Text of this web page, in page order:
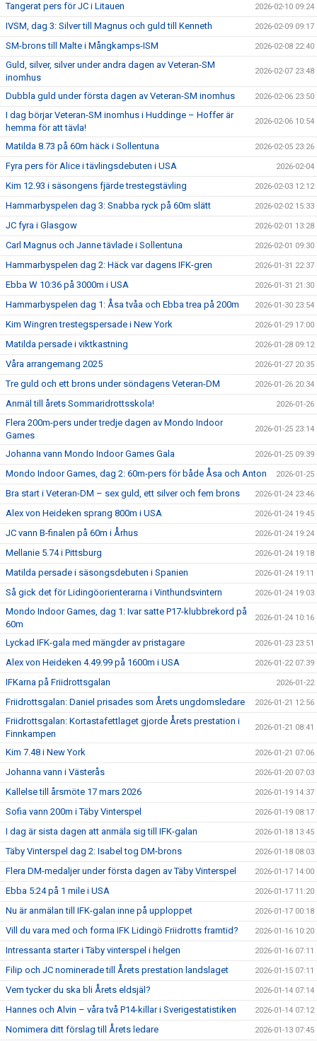
Tangerat pers för JC i Litauen 2026-02-10 09:24
IVSM, dag 3: Silver till Magnus och guld till Kenneth 2026-02-09 09:17
SM-brons till Malte i Mångkamps-ISM 2026-02-08 22:40
Guld, silver, silver under andra dagen av Veteran-SM
inomhus
2026-02-07 23:48
Dubbla guld under första dagen av Veteran-SM inomhus 2026-02-06 23:50
I dag börjar Veteran-SM inomhus i Huddinge – Hoffer är
hemma för att tävla!
2026-02-06 10:54
Matilda 8.73 på 60m häck i Sollentuna 2026-02-05 23:26
Fyra pers för Alice i tävlingsdebuten i USA 2026-02-04
Kim 12.93 i säsongens fjärde trestegstävling 2026-02-03 12:12
Hammarbyspelen dag 3: Snabba ryck på 60m slätt 2026-02-02 15:33
JC fyra i Glasgow 2026-02-01 13:28
Carl Magnus och Janne tävlade i Sollentuna 2026-02-01 09:30
Hammarbyspelen dag 2: Häck var dagens IFK-gren 2026-01-31 22:37
Ebba W 10:36 på 3000m i USA 2026-01-31 21:30
Hammarbyspelen dag 1: Åsa tvåa och Ebba trea på 200m 2026-01-30 23:54
Kim Wingren trestegspersade i New York 2026-01-29 17:00
Matilda persade i viktkastning 2026-01-28 09:12
Våra arrangemang 2025 2026-01-27 20:35
Tre guld och ett brons under söndagens Veteran-DM 2026-01-26 20:34
Anmäl till årets Sommaridrottsskola! 2026-01-26
Flera 200m-pers under tredje dagen av Mondo Indoor
Games
2026-01-25 23:14
Johanna vann Mondo Indoor Games Gala 2026-01-25 09:39
Mondo Indoor Games, dag 2: 60m-pers för både Åsa och Anton 2026-01-25
Bra start i Veteran-DM – sex guld, ett silver och fem brons 2026-01-24 23:46
Alex von Heideken sprang 800m i USA 2026-01-24 19:45
JC vann B-finalen på 60m i Århus 2026-01-24 19:24
Mellanie 5.74 i Pittsburg 2026-01-24 19:18
Matilda persade i säsongsdebuten i Spanien 2026-01-24 19:11
Så gick det för Lidingöorienterarna i Vinthundsvintern 2026-01-24 19:03
Mondo Indoor Games, dag 1: Ivar satte P17-klubbrekord på
60m
2026-01-24 10:16
Lyckad IFK-gala med mängder av pristagare 2026-01-23 23:51
Alex von Heideken 4.49.99 på 1600m i USA 2026-01-22 07:39
IFKarna på Friidrottsgalan 2026-01-22
Friidrottsgalan: Daniel prisades som Årets ungdomsledare 2026-01-21 12:56
Friidrottsgalan: Kortastafettlaget gjorde Årets prestation i
Finnkampen
2026-01-21 08:41
Kim 7.48 i New York 2026-01-21 07:06
Johanna vann i Västerås 2026-01-20 07:03
Kallelse till årsmöte 17 mars 2026 2026-01-19 14:37
Sofia vann 200m i Täby Vinterspel 2026-01-19 08:17
I dag är sista dagen att anmäla sig till IFK-galan 2026-01-18 13:45
Täby Vinterspel dag 2: Isabel tog DM-brons 2026-01-18 08:03
Flera DM-medaljer under första dagen av Täby Vinterspel 2026-01-17 14:00
Ebba 5:24 på 1 mile i USA 2026-01-17 11:20
Nu är anmälan till IFK-galan inne på upploppet 2026-01-17 00:18
Vill du vara med och forma IFK Lidingö Friidrotts framtid? 2026-01-16 10:20
Intressanta starter i Täby vinterspel i helgen 2026-01-16 07:11
Filip och JC nominerade till Årets prestation landslaget 2026-01-15 07:11
Vem tycker du ska bli Årets eldsjäl? 2026-01-14 07:14
Hannes och Alvin – våra två P14-killar i Sverigestatistiken 2026-01-14 07:12
Nomimera ditt förslag till Årets ledare 2026-01-13 07:45